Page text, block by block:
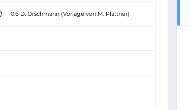
0:6 D. Orschmann (Vorlage von M. Plattner)